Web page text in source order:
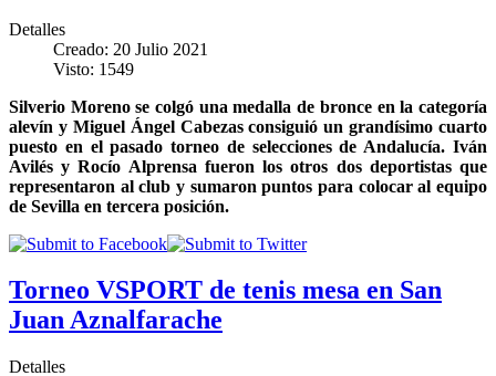
Detalles
Creado: 20 Julio 2021
Visto: 1549
Silverio Moreno se colgó una medalla de bronce en la categoría
alevín y Miguel Ángel Cabezas consiguió un grandísimo cuarto
puesto en el pasado torneo de selecciones de Andalucía. Iván
Avilés y Rocío Alprensa fueron los otros dos deportistas que
representaron al club y sumaron puntos para colocar al equipo
de Sevilla en tercera posición.
Torneo VSPORT de tenis mesa en San
Juan Aznalfarache
Detalles